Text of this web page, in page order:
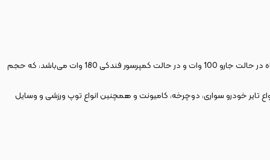
کمپرسور باد فندکی و جارو KAVC-15 محصولی با کاربردهای مختلف و چند منظوره از شرکت کنزاکس است که با ولتاژ 12 ولت فندکی کار می‌کند. قدرت موتور این دستگاه در حالت جارو 100 وات و در حالت کمپرسور فندکی 180 وات می‌باشد، که حجم
است. حداکثر جریان مصرفی حدود 15 آمپر است که مناسب برای باد کردن انواع تایر خودرو سواری، دوچرخه، کامیونت و همچنین انواع توپ ورزشی و وسایل